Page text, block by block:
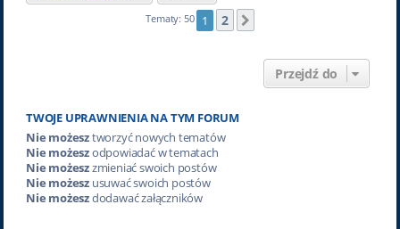
Tematy: 50 1 2
Przejdź do
TWOJE UPRAWNIENIA NA TYM FORUM
Nie możesztworzyć nowych tematów
Nie możeszodpowiadać w tematach
Nie możeszzmieniać swoich postów
Nie możeszusuwać swoich postów
Nie możeszdodawać załączników